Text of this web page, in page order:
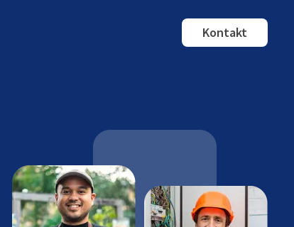
Kontakt